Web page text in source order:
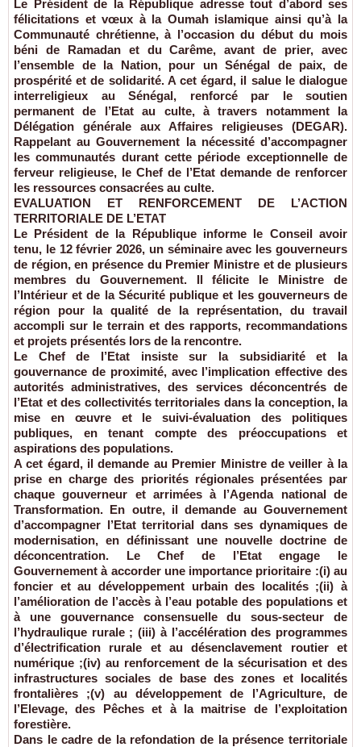
Le Président de la République adresse tout d’abord ses
félicitations et vœux à la Oumah islamique ainsi qu’à la
Communauté chrétienne, à l’occasion du début du mois
béni de Ramadan et du Carême, avant de prier, avec
l’ensemble de la Nation, pour un Sénégal de paix, de
prospérité et de solidarité. A cet égard, il salue le dialogue
interreligieux au Sénégal, renforcé par le soutien
permanent de l’Etat au culte, à travers notamment la
Délégation générale aux Affaires religieuses (DEGAR).
Rappelant au Gouvernement la nécessité d’accompagner
les communautés durant cette période exceptionnelle de
ferveur religieuse, le Chef de l’Etat demande de renforcer
les ressources consacrées au culte.
EVALUATION ET RENFORCEMENT DE L’ACTION
TERRITORIALE DE L’ETAT
Le Président de la République informe le Conseil avoir
tenu, le 12 février 2026, un séminaire avec les gouverneurs
de région, en présence du Premier Ministre et de plusieurs
membres du Gouvernement. Il félicite le Ministre de
l’Intérieur et de la Sécurité publique et les gouverneurs de
région pour la qualité de la représentation, du travail
accompli sur le terrain et des rapports, recommandations
et projets présentés lors de la rencontre.
Le Chef de l’Etat insiste sur la subsidiarité et la
gouvernance de proximité, avec l’implication effective des
autorités administratives, des services déconcentrés de
l’Etat et des collectivités territoriales dans la conception, la
mise en œuvre et le suivi-évaluation des politiques
publiques, en tenant compte des préoccupations et
aspirations des populations.
A cet égard, il demande au Premier Ministre de veiller à la
prise en charge des priorités régionales présentées par
chaque gouverneur et arrimées à l’Agenda national de
Transformation. En outre, il demande au Gouvernement
d’accompagner l’Etat territorial dans ses dynamiques de
modernisation, en définissant une nouvelle doctrine de
déconcentration. Le Chef de l’Etat engage le
Gouvernement à accorder une importance prioritaire :(i) au
foncier et au développement urbain des localités ;(ii) à
l’amélioration de l’accès à l’eau potable des populations et
à une gouvernance consensuelle du sous-secteur de
l’hydraulique rurale ; (iii) à l’accélération des programmes
d’électrification rurale et au désenclavement routier et
numérique ;(iv) au renforcement de la sécurisation et des
infrastructures sociales de base des zones et localités
frontalières ;(v) au développement de l’Agriculture, de
l’Elevage, des Pêches et à la maitrise de l’exploitation
forestière.
Dans le cadre de la refondation de la présence territoriale